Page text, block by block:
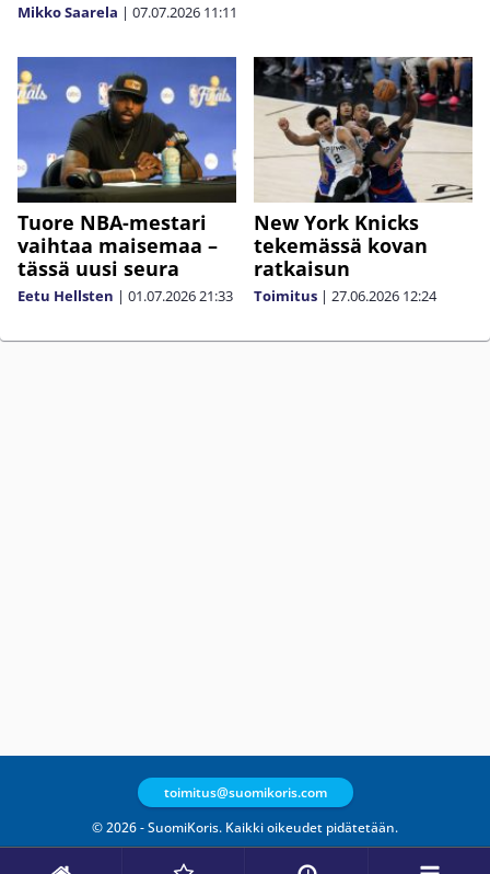
Mikko Saarela | 07.07.2026 11:11
Tuore NBA-mestari
vaihtaa maisemaa –
tässä uusi seura
Eetu Hellsten | 01.07.202621:33
New York Knicks
tekemässä kovan
ratkaisun
Toimitus | 27.06.2026 12:24
© 2026 - SuomiKoris. Kaikki oikeudet pidätetään.
toimitus@suomikoris.com